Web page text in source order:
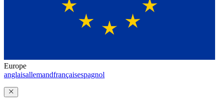
Europe
anglaisallemandfrançaisespagnol